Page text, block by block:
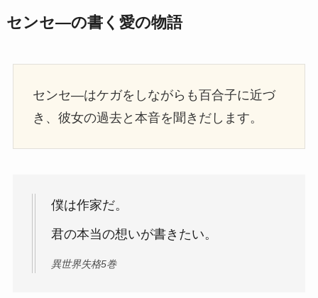
センセ―の書く愛の物語
センセ―はケガをしながらも百合子に近づ
き、彼女の過去と本音を聞きだします。
僕は作家だ。
君の本当の想いが書きたい。
異世界失格5巻